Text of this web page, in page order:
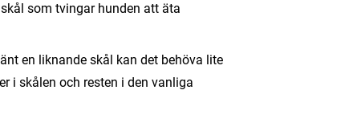
som tvingar hunden att äta
en liknande skål kan det behöva lite
i skålen och resten i den vanliga